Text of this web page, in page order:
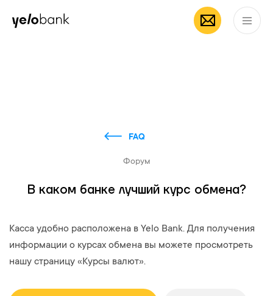
Частным лицам
FAQ
Форум
В каком банке лучший курс обмена?
Касса удобно расположена в Yelo Bank. Для получения
информации о курсах обмена вы можете просмотреть
нашу страницу «Курсы валют».